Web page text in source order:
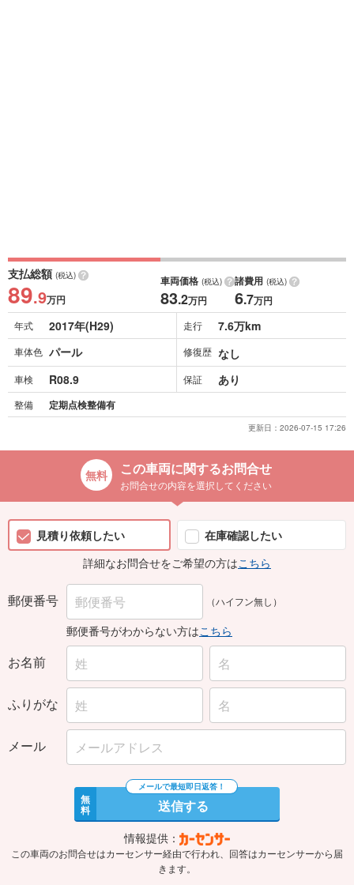
支払総額 (税込)
89.9万円
車両価格 (税込)
83.2万円
諸費用 (税込)
6.7万円
年式 2017年(H29) 走行 7.6万km
車体色 パール 修復歴 なし
車検 R08.9 保証 あり
整備 定期点検整備有
更新日： 2026-07-15 17:26
この車両に関するお問合せ
お問合せの内容を選択してください
見積り依頼したい
在庫確認したい
詳細なお問合せをご希望の方はこちら
郵便番号 （ハイフン無し）
郵便番号がわからない方はこちら
お名前
ふりがな
メール
無
料 送信する
情報提供：
この車両のお問合せはカーセンサー経由で行われ、回答はカーセンサーから届
きます。